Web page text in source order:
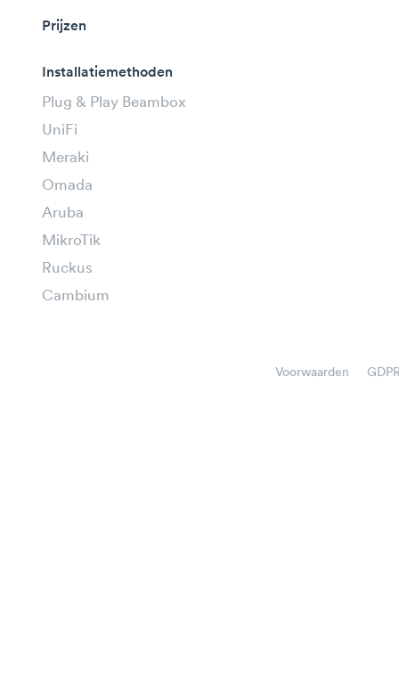
Prijzen
Installatiemethoden
Plug & Play Beambox
UniFi
Meraki
Omada
Aruba
MikroTik
Ruckus
Cambium
Voorwaarden